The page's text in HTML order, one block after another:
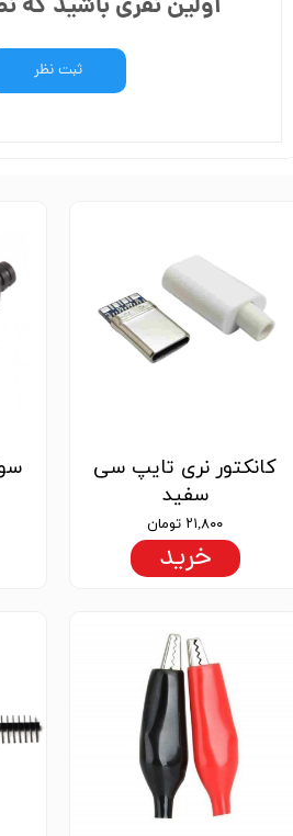
ثبت نظر
کانکتور نری تایپ سی
سفید
۲۱,۸۰۰ تومان
خرید